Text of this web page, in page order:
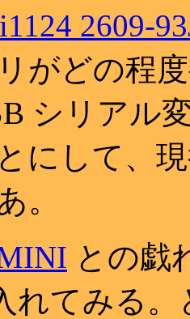
2609-
がどの程
シリアル
にして、
。
との戯
れてみる